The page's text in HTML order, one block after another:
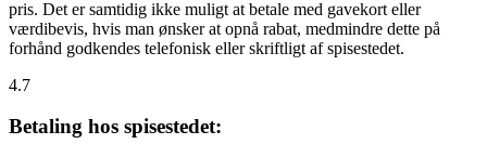
pris. Det er samtidig ikke muligt at betale med gavekort eller
værdibevis, hvis man ønsker at opnå rabat, medmindre dette på
forhånd godkendes telefonisk eller skriftligt af spisestedet.
4.7
Betaling hos spisestedet: